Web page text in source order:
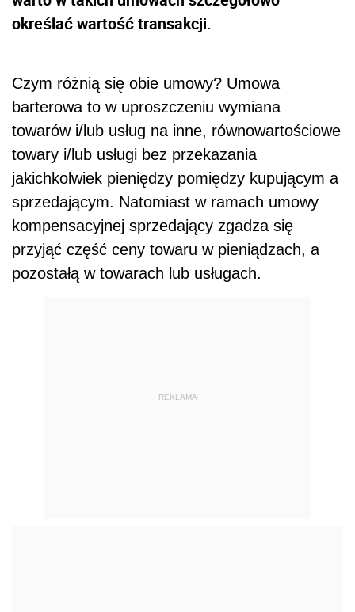
określać wartość transakcji.
Czym różnią się obie umowy? Umowa
barterowa to w uproszczeniu wymiana
towarów i/lub usług na inne, równowartościowe
towary i/lub usługi bez przekazania
jakichkolwiek pieniędzy pomiędzy kupującym a
sprzedającym. Natomiast w ramach umowy
kompensacyjnej sprzedający zgadza się
przyjąć część ceny towaru w pieniądzach, a
pozostałą w towarach lub usługach.
REKLAMA